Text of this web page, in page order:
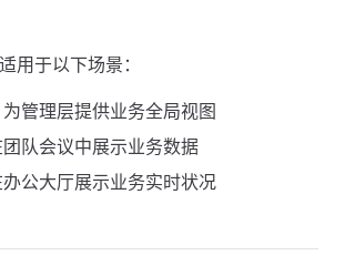
用于以下场景：
管理层提供业务全局视图
团队会议中展示业务数据
办公大厅展示业务实时状况